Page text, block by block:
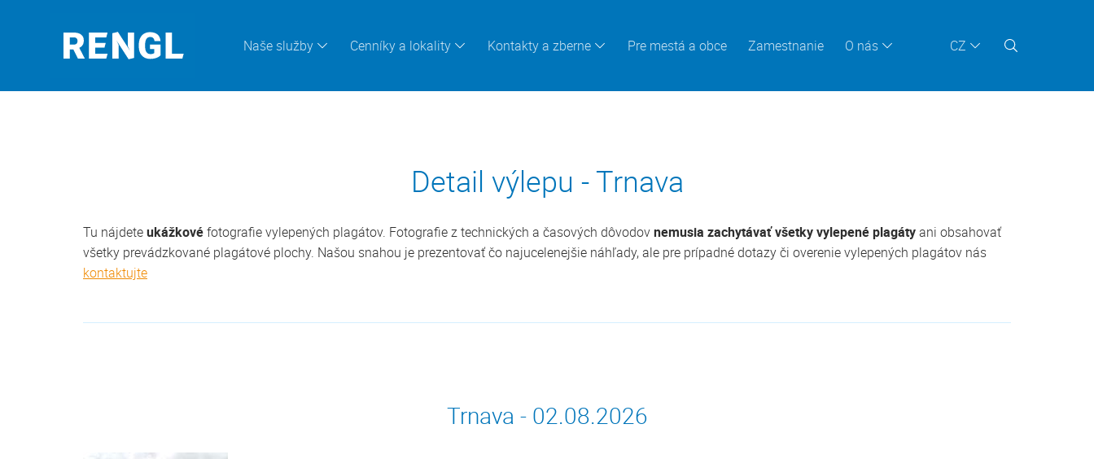
CZ
Naše služby Cenníky a lokality Kontakty a zberne Pre mestá a obce Zamestnanie O nás
Detail výlepu - Trnava
Tu nájdeteukážkovéfotografie vylepených plagátov. Fotografie z technických a časových dôvodovnemusia zachytávať všetky vylepené plagátyani obsahovať
všetky prevádzkované plagátové plochy. Našou snahou je prezentovať čo najucelenejšie náhľady, ale pre prípadné dotazy či overenie vylepených plagátov nás
kontaktujte
Trnava - 02.08.2026